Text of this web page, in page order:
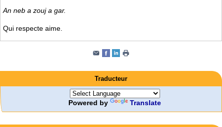
An neb a zouj a gar.
Qui respecte aime.
Traducteur
Powered by Translate